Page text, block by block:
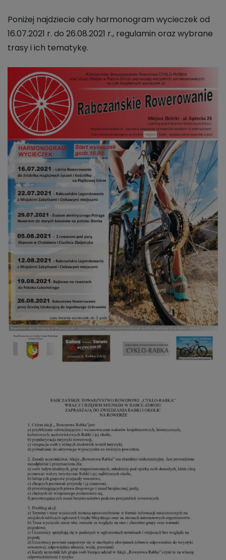
Poniżej najdziecie cały harmonogram wycieczek od
16.07.2021 r. do 26.08.2021 r., regulamin oraz wybrane
trasy i ich tematykę.